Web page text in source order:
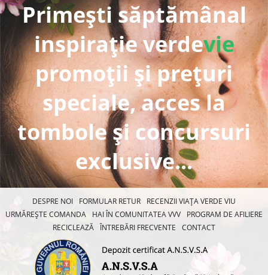
Primești săptămânal
inspirație verdevie
promoții și prețuri
speciale, acces la
tombole și concursuri
exclusive...
DESPRE NOI FORMULAR RETUR
RECENZII VIAȚA VERDE VIU
URMĂREȘTE COMANDA
HAI ÎN COMUNITATEA VVV
PROGRAM DE AFILIERE
RECICLEAZĂ ÎNTREBĂRI FRECVENTE CONTACT